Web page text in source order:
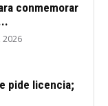
conmemorar
2026
pide licencia;